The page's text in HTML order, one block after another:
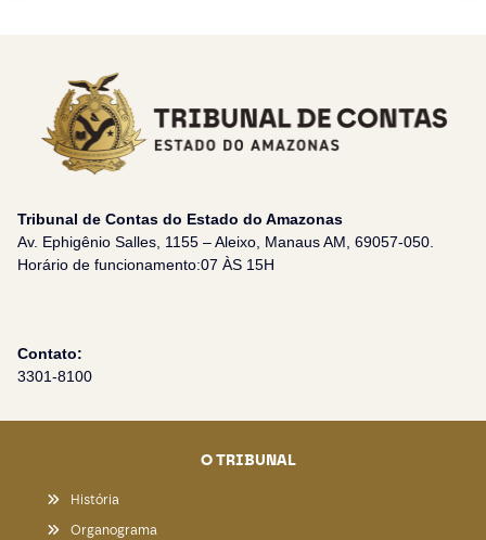
Tribunal de Contas do Estado do Amazonas
Av. Ephigênio Salles, 1155 – Aleixo, Manaus AM, 69057-050.
Horário de funcionamento:07 ÀS 15H
Contato:
3301-8100
O TRIBUNAL
História
Organograma